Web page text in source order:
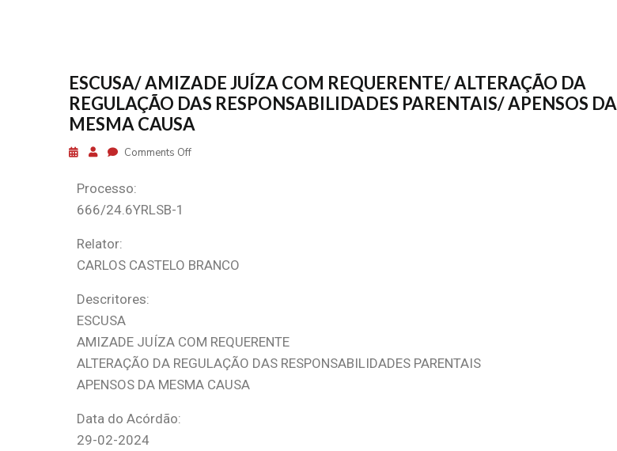
ESCUSA/ AMIZADE JUÍZA COM REQUERENTE/ ALTERAÇÃO DA
REGULAÇÃO DAS RESPONSABILIDADES PARENTAIS/ APENSOS DA
MESMA CAUSA
Comments Off
Processo:
666/24.6YRLSB-1
Relator:
CARLOS CASTELO BRANCO
Descritores:
ESCUSA
AMIZADE JUÍZA COM REQUERENTE
ALTERAÇÃO DA REGULAÇÃO DAS RESPONSABILIDADES PARENTAIS
APENSOS DA MESMA CAUSA
Data do Acórdão:
29-02-2024